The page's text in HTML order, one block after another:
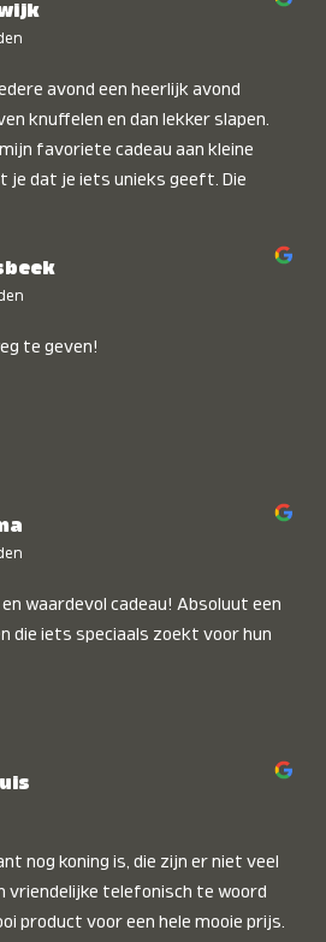
avond een heerlijk avond
knuffelen en dan lekker slapen.
mijn favoriete cadeau aan kleine
je dat je iets unieks geeft. Die
te geven!
waardevol cadeau! Absoluut een
die iets speciaals zoekt voor hun
nog koning is, die zijn er niet veel
vriendelijke telefonisch te woord
product voor een hele mooie prijs.